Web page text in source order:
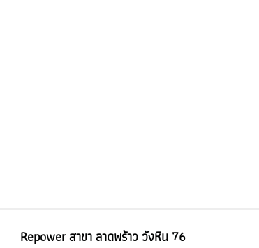
Repower สาขา ลาดพร้าว วังหิน 76